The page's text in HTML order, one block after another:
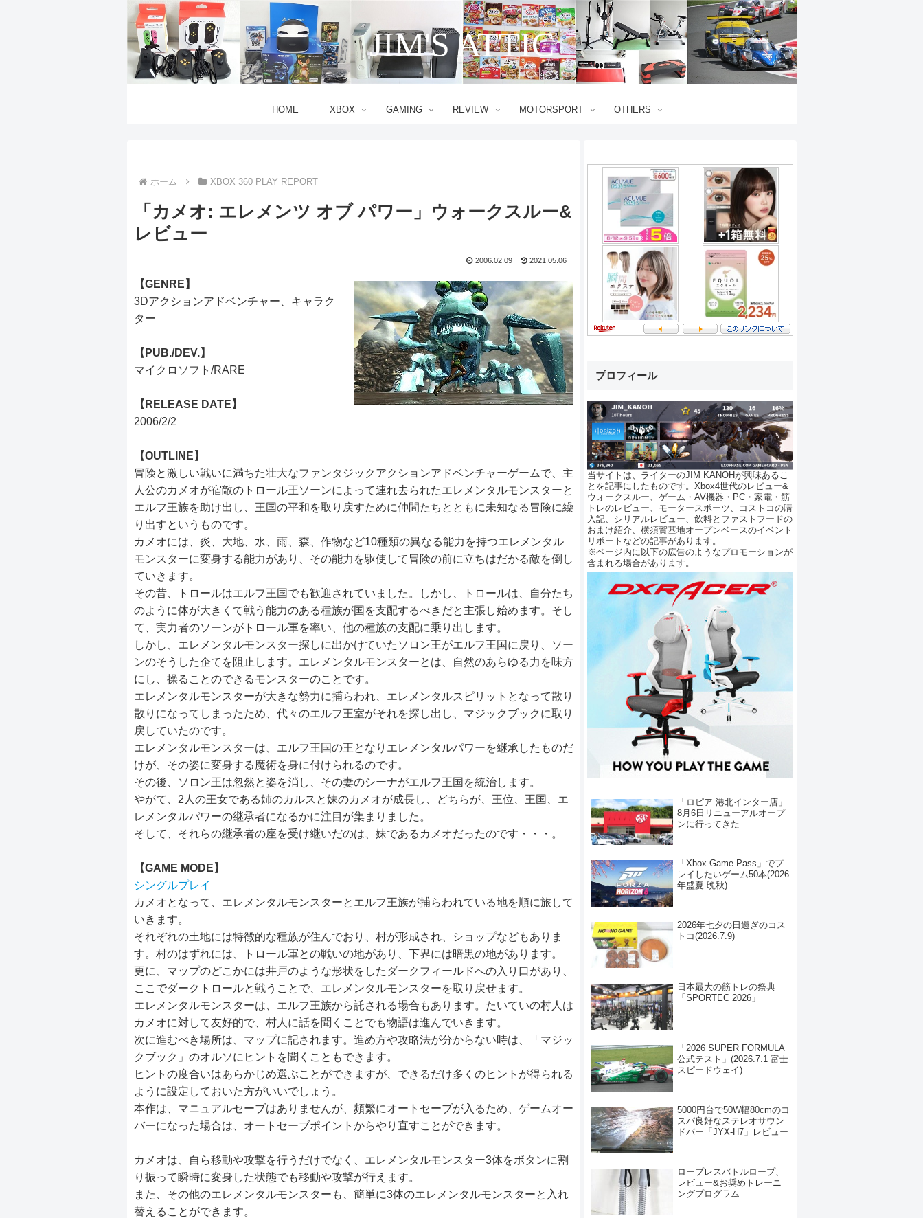
JIM'S ATTIC
HOME XBOX GAMING REVIEW MOTORSPORT OTHERS
ホーム XBOX 360 PLAY REPORT
「カメオ: エレメンツ オブ パワー」ウォークスルー&
レビュー
2006.02.09 2021.05.06
【GENRE】
3Dアクションアドベンチャー、キャラク
ター
【PUB./DEV.】
マイクロソフト/RARE
【RELEASE DATE】
2006/2/2
【OUTLINE】
冒険と激しい戦いに満ちた壮大なファンタジックアクションアドベンチャーゲームで、主
人公のカメオが宿敵のトロール王ソーンによって連れ去られたエレメンタルモンスターと
エルフ王族を助け出し、王国の平和を取り戻すために仲間たちとともに未知なる冒険に繰
り出すというものです。
カメオには、炎、大地、水、雨、森、作物など10種類の異なる能力を持つエレメンタル
モンスターに変身する能力があり、その能力を駆使して冒険の前に立ちはだかる敵を倒し
ていきます。
その昔、トロールはエルフ王国でも歓迎されていました。しかし、トロールは、自分たち
のように体が大きくて戦う能力のある種族が国を支配するべきだと主張し始めます。そし
て、実力者のソーンがトロール軍を率い、他の種族の支配に乗り出します。
しかし、エレメンタルモンスター探しに出かけていたソロン王がエルフ王国に戻り、ソー
ンのそうした企てを阻止します。エレメンタルモンスターとは、自然のあらゆる力を味方
にし、操ることのできるモンスターのことです。
エレメンタルモンスターが大きな勢力に捕らわれ、エレメンタルスピリットとなって散り
散りになってしまったため、代々のエルフ王室がそれを探し出し、マジックブックに取り
戻していたのです。
エレメンタルモンスターは、エルフ王国の王となりエレメンタルパワーを継承したものだ
けが、その姿に変身する魔術を身に付けられるのです。
その後、ソロン王は忽然と姿を消し、その妻のシーナがエルフ王国を統治します。
やがて、2人の王女である姉のカルスと妹のカメオが成長し、どちらが、王位、王国、エ
レメンタルパワーの継承者になるかに注目が集まりました。
そして、それらの継承者の座を受け継いだのは、妹であるカメオだったのです・・・。
【GAME MODE】
シングルプレイ
カメオとなって、エレメンタルモンスターとエルフ王族が捕らわれている地を順に旅して
いきます。
それぞれの土地には特徴的な種族が住んでおり、村が形成され、ショップなどもありま
す。村のはずれには、トロール軍との戦いの地があり、下界には暗黒の地があります。
更に、マップのどこかには井戸のような形状をしたダークフィールドへの入り口があり、
ここでダークトロールと戦うことで、エレメンタルモンスターを取り戻せます。
エレメンタルモンスターは、エルフ王族から託される場合もあります。たいていの村人は
カメオに対して友好的で、村人に話を聞くことでも物語は進んでいきます。
次に進むべき場所は、マップに記されます。進め方や攻略法が分からない時は、「マジッ
クブック」のオルソにヒントを聞くこともできます。
ヒントの度合いはあらかじめ選ぶことができますが、できるだけ多くのヒントが得られる
ように設定しておいた方がいいでしょう。
本作は、マニュアルセーブはありませんが、頻繁にオートセーブが入るため、ゲームオー
バーになった場合は、オートセーブポイントからやり直すことができます。
カメオは、自ら移動や攻撃を行うだけでなく、エレメンタルモンスター3体をボタンに割
り振って瞬時に変身した状態でも移動や攻撃が行えます。
また、その他のエレメンタルモンスターも、簡単に3体のエレメンタルモンスターと入れ
替えることができます。
プロフィール
当サイトは、ライターのJIM KANOHが興味あるこ
とを記事にしたものです。Xbox4世代のレビュー&
ウォークスルー、ゲーム・AV機器・PC・家電・筋
トレのレビュー、モータースポーツ、コストコの購
入記、シリアルレビュー、飲料とファストフードの
おまけ紹介、横須賀基地オープンベースのイベント
リポートなどの記事があります。
※ページ内に以下の広告のようなプロモーションが
含まれる場合があります。
「ロピア 港北インター店」
8月6日リニューアルオープ
ンに行ってきた
「Xbox Game Pass」でプ
レイしたいゲーム50本(2026
年盛夏-晩秋)
2026年七夕の日過ぎのコス
トコ(2026.7.9)
日本最大の筋トレの祭典
「SPORTEC 2026」
「2026 SUPER FORMULA
公式テスト」(2026.7.1 富士
スピードウェイ)
5000円台で50W幅80cmのコ
スパ良好なステレオサウン
ドバー「JYX-H7」レビュー
ロープレスバトルロープ、
レビュー&お奨めトレーニ
ングプログラム